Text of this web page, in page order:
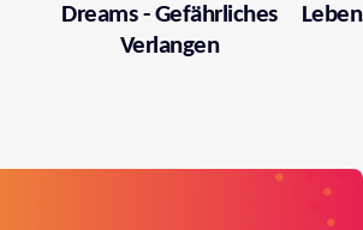
Dreams - Gefährliches
Verlangen